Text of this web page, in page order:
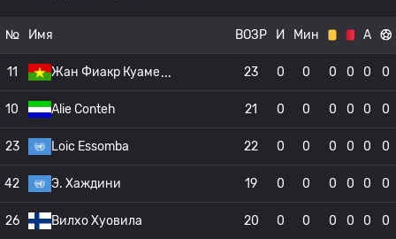
№ Имя ВОЗР И Мин А
11 Жан Фиакр Куаме 23 0 0 0 0 0 0
10 Alie Conteh 21 0 0 0 0 0 0
23 Loic Essomba 22 0 0 0 0 0 0
42 Э. Хаждини 19 0 0 0 0 0 0
26 Вилхо Хуовила 20 0 0 0 0 0 0